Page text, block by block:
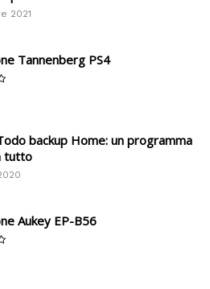
2021
Tannenberg PS4
backup Home: un programma
tutto
Aukey EP-B56